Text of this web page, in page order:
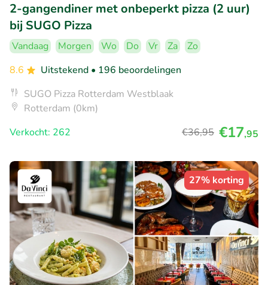
2-gangendiner met onbeperkt pizza (2 uur)
bij SUGO Pizza
Vandaag Morgen Wo Do Vr Za
Zo
8.6
Uitstekend • 196 beoordelingen
SUGO Pizza Rotterdam Westblaak
Rotterdam (0km)
Verkocht: 262
€36,95 €17,95
27% korting